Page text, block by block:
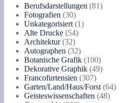
Berufsdarstellungen 8181
Fotografien 3030
Produkte
Unkategorisiert 11
Alte Drucke 5454
Architektur 3232
Produkte
Autographen 3232
Produkte
Botanische Grafik 100100
Produkte
Dekorative Graphik 4949
Francofurtensien 307307
Produkte
Garten/Land/Haus/Forst 6464
Geisteswissenschaften 4848